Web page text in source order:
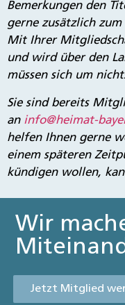
Bemerkungen den
gerne zusätzlich
Mit Ihrer
und wird über den
müssen sich um
Sie sind bereits
an info@heimat-
helfen Ihnen gerne
einem späteren
kündigen wollen,
Wir
Jetzt Mitglied